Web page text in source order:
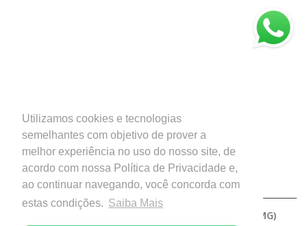
Utilizamos cookies e tecnologias
semelhantes com objetivo de prover a
melhor experiência no uso do nosso site, de
acordo com nossa Política de Privacidade e,
ao continuar navegando, você concorda com
estas condições. Saiba Mais
Copyright © 2026 - Diocese de Patos de Minas (MG)